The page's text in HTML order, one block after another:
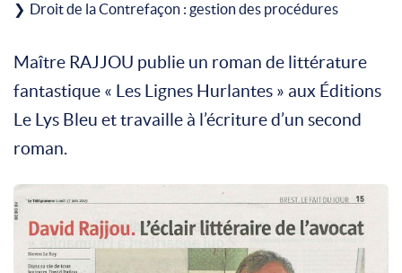
Droit de la Contrefaçon : gestion des procédures
Maître RAJJOU publie un roman de littérature
fantastique « Les Lignes Hurlantes » aux Éditions
Le Lys Bleu et travaille à l’écriture d’un second
roman.